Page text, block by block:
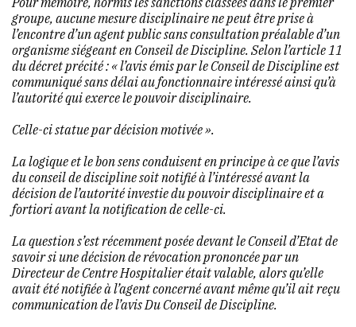
groupe, aucune mesure disciplinaire ne peut être prise à
l’encontre d’un agent public sans consultation préalable d’un
organisme siégeant en Conseil de Discipline. Selon l’article 11
du décret précité : «l’avis émis par le Conseil de Discipline est
communiqué sans délai au fonctionnaire intéressé ainsi qu’à
l’autorité qui exerce le pouvoir disciplinaire.
Celle-ci statue par décision motivée».
La logique et le bon sens conduisent en principe à ce que l’avis
du conseil de discipline soit notifié à l’intéressé avant la
décision de l’autorité investie du pouvoir disciplinaire eta
fortioriavant la notification de celle-ci.
La question s’est récemment posée devant le Conseil d’Etat de
savoir si une décision de révocation prononcée par un
Directeur de Centre Hospitalier était valable, alors qu’elle
avait été notifiée à l’agent concerné avant même qu’il ait reçu
communication de l’avis Du Conseil de Discipline.